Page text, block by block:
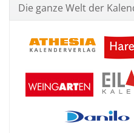
Die ganze Welt der